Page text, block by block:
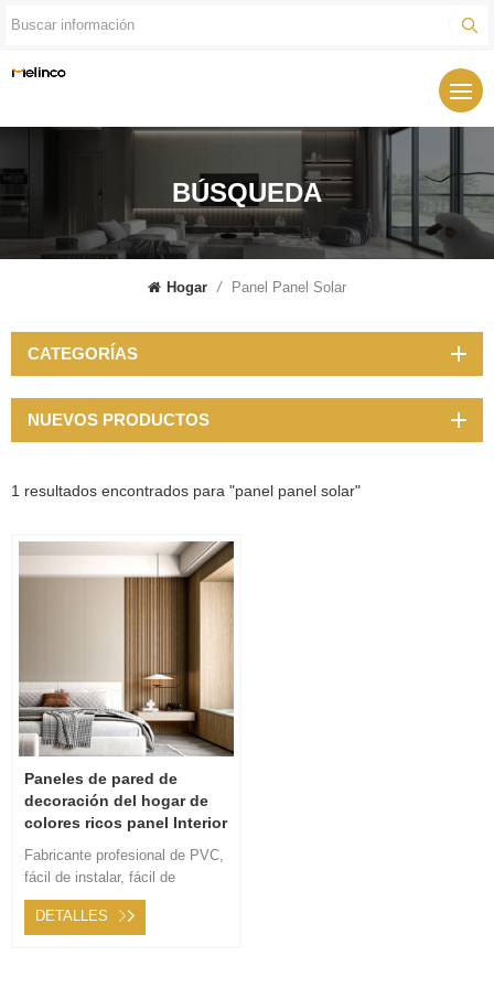
BÚSQUEDA
Hogar / Panel Panel Solar
1 resultados encontrados para "panel panel solar"
Paneles de pared de
decoración del hogar de
colores ricos panel Interior
Fabricante profesional de PVC,
fácil de instalar, fácil de
transportar. Servicio posventa
24 horas en línea, servicio
DETALLES
CATEGORÍAS
NUEVOS PRODUCTOS